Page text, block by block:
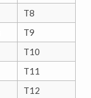
T8
T9
T10
T11
T12